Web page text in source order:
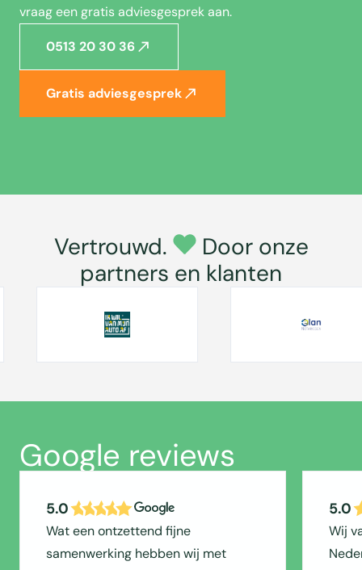
vraag een gratis adviesgesprek aan.
0513 20 30 36
Gratis adviesgesprek
Vertrouwd.
Door onze
partners en klanten
Google reviews
5.0
Wat een ontzettend fijne
samenwerking hebben wij met
5.0
Wij